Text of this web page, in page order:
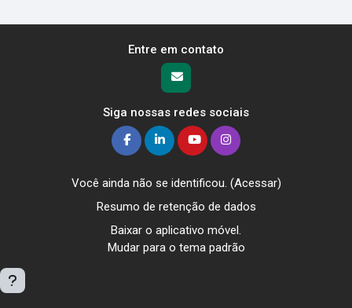
Entre em contato
Siga nossas redes sociais
Você ainda não se identificou. (Acessar)
Resumo de retenção de dados
Baixar o aplicativo móvel.
Mudar para o tema padrão